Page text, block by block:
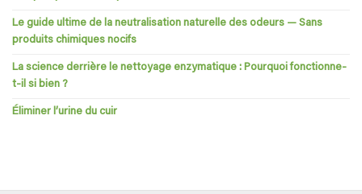
Le guide ultime de la neutralisation naturelle des odeurs — Sans
produits chimiques nocifs
La science derrière le nettoyage enzymatique : Pourquoi fonctionne-
t-il si bien ?
Éliminer l’urine du cuir